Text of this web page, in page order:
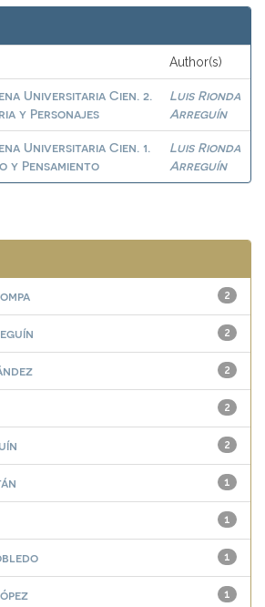
Author(s)
Universitaria Cien. 2.
y Personajes
Luis Rionda
Arreguín
Universitaria Cien. 1.
y Pensamiento
Luis Rionda
Arreguín
2
2
2
2
2
1
1
1
1